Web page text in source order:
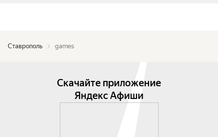
Ставрополь games
Скачайте приложение
Яндекс Афиши